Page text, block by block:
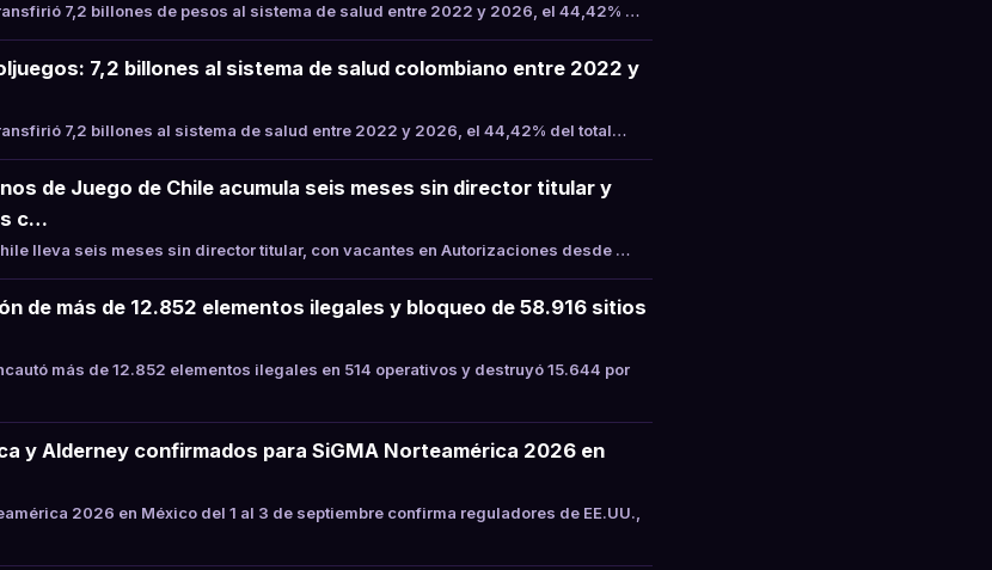
7,2 billones de pesos al sistema de salud entre 2022 y 2026, el 44,42% …
7,2 billones al sistema de salud colombiano entre 2022 y
7,2 billones al sistema de salud entre 2022 y 2026, el 44,42% del total…
de Juego de Chile acumula seis meses sin director titular y
c…
lleva seis meses sin director titular, con vacantes en Autorizaciones desde …
de más de 12.852 elementos ilegales y bloqueo de 58.916 sitios
más de 12.852 elementos ilegales en 514 operativos y destruyó 15.644 por
y Alderney confirmados para SiGMA Norteamérica 2026 en
2026 en México del 1 al 3 de septiembre confirma reguladores de EE.UU.,